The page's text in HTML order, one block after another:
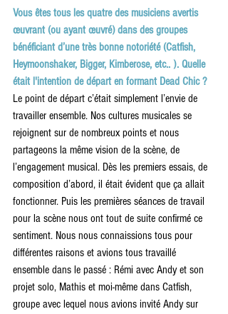
Vous êtes tous les quatre des musiciens avertis
œuvrant (ou ayant œuvré) dans des groupes
bénéficiant d’une très bonne notoriété (Catfish,
Heymoonshaker, Bigger, Kimberose, etc.. ). Quelle
était l'intention de départ en formant Dead Chic ?
Le point de départ c’était simplement l’envie de
travailler ensemble. Nos cultures musicales se
rejoignent sur de nombreux points et nous
partageons la même vision de la scène, de
l’engagement musical. Dès les premiers essais, de
composition d’abord, il était évident que ça allait
fonctionner. Puis les premières séances de travail
pour la scène nous ont tout de suite confirmé ce
sentiment. Nous nous connaissions tous pour
différentes raisons et avions tous travaillé
ensemble dans le passé : Rémi avec Andy et son
projet solo, Mathis et moi-même dans Catfish,
groupe avec lequel nous avions invité Andy sur